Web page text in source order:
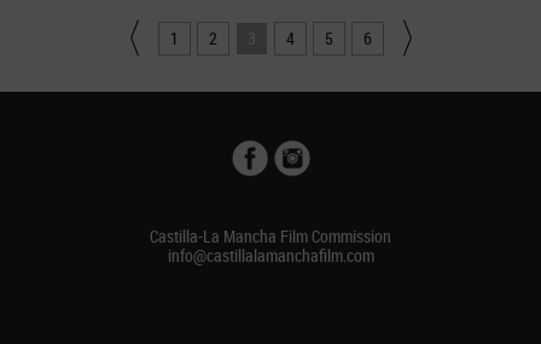
1 2 3 4 5 6
Castilla-La Mancha Film Commission
info@castillalamanchafilm.com